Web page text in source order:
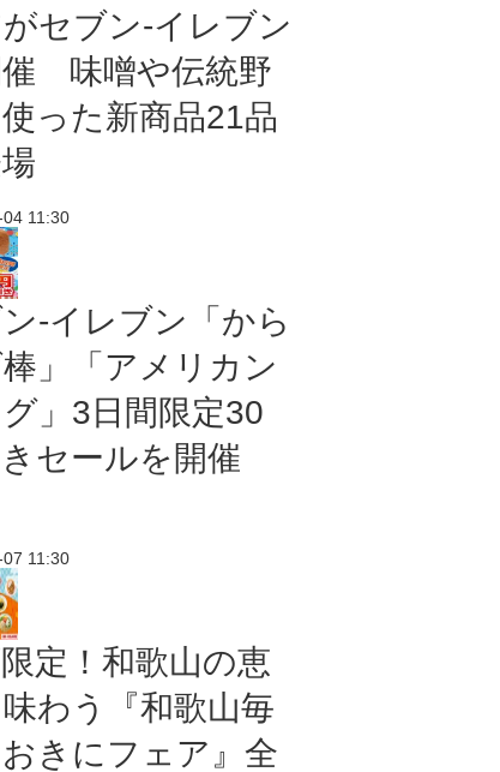
セブン-イレブン
味噌や伝統野
った新商品21品
11:30
‐イレブン「から
」「アメリカン
グ」3日間限定30
セールを開催
11:30
定！和歌山の恵
わう『和歌山毎
きにフェア』全